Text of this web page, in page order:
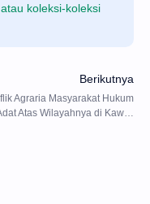
atau koleksi-koleksi